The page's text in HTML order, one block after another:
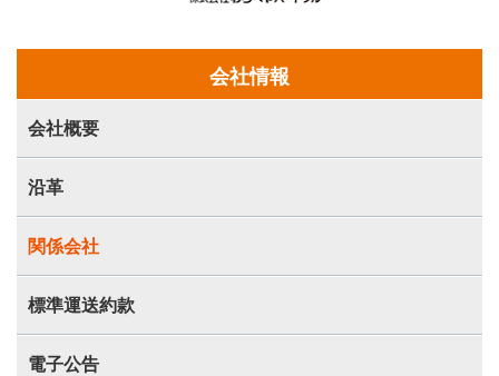
会社情報
会社概要
沿革
関係会社
標準運送約款
電子公告